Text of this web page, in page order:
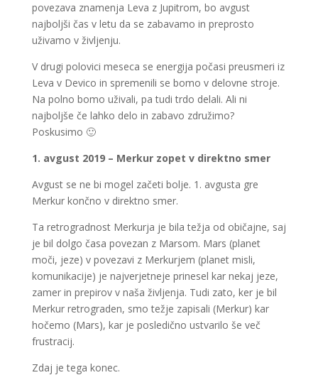
povezava znamenja Leva z Jupitrom, bo avgust
najboljši čas v letu da se zabavamo in preprosto
uživamo v življenju.
V drugi polovici meseca se energija počasi preusmeri iz
Leva v Devico in spremenili se bomo v delovne stroje.
Na polno bomo uživali, pa tudi trdo delali. Ali ni
najboljše če lahko delo in zabavo združimo?
Poskusimo 🙂
1. avgust 2019 – Merkur zopet v direktno smer
Avgust se ne bi mogel začeti bolje. 1. avgusta gre
Merkur končno v direktno smer.
Ta retrogradnost Merkurja je bila težja od običajne, saj
je bil dolgo časa povezan z Marsom. Mars (planet
moči, jeze) v povezavi z Merkurjem (planet misli,
komunikacije) je najverjetneje prinesel kar nekaj jeze,
zamer in prepirov v naša življenja. Tudi zato, ker je bil
Merkur retrograden, smo težje zapisali (Merkur) kar
hočemo (Mars), kar je posledično ustvarilo še več
frustracij.
Zdaj je tega konec.